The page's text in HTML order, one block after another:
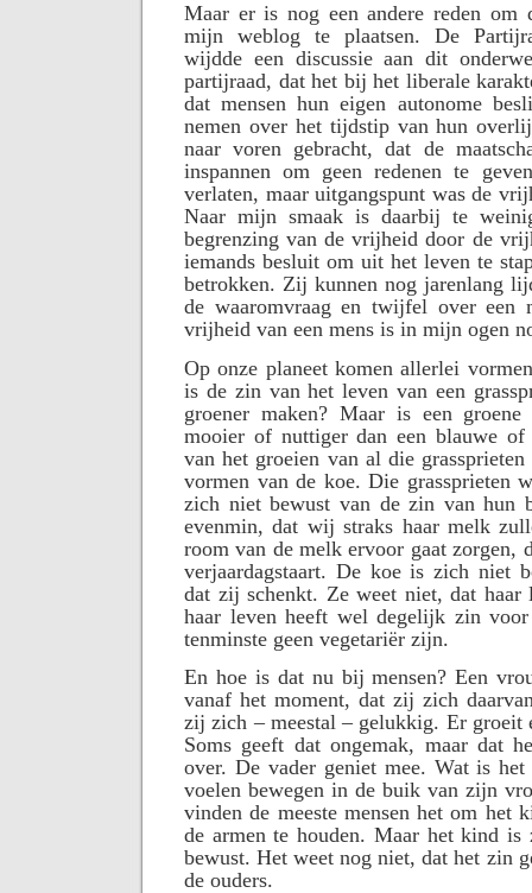
Maar er is nog een andere reden om
mijn weblog te plaatsen. De
wijdde een discussie aan dit
partijraad, dat het bij het liberale
dat mensen hun eigen autonome
nemen over het tijdstip van hun
naar voren gebracht, dat de
inspannen om geen redenen te
verlaten, maar uitgangspunt was de
Naar mijn smaak is daarbij te
begrenzing van de vrijheid door de
iemands besluit om uit het leven te
betrokken. Zij kunnen nog jarenlang
de waaromvraag en twijfel over een
vrijheid van een mens is in mijn ogen
Op onze planeet komen allerlei
is de zin van het leven van een
groener maken? Maar is een
mooier of nuttiger dan een blauwe
van het groeien van al die
vormen van de koe. Die grassprieten
zich niet bewust van de zin van hun
evenmin, dat wij straks haar melk
room van de melk ervoor gaat zorgen,
verjaardagstaart. De koe is zich niet
dat zij schenkt. Ze weet niet, dat haar
haar leven heeft wel degelijk zin
tenminste geen vegetariër zijn.
En hoe is dat nu bij mensen? Een
vanaf het moment, dat zij zich
zij zich – meestal – gelukkig. Er groeit
Soms geeft dat ongemak, maar dat
over. De vader geniet mee. Wat is
voelen bewegen in de buik van zijn
vinden de meeste mensen het om het
de armen te houden. Maar het kind is
bewust. Het weet nog niet, dat het zin
de ouders.